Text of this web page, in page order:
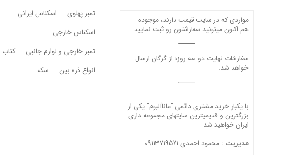
مواردی که در سایت قیمت دارند، موجوده
هم اکنون میتونید سفارشتون رو ثبت نمایید.
سفارشات نهایت دو سه روزه از گرگان ارسال
خواهد شد.
با یکبار خرید مشتری دائمی "ماناآلبوم" یکی از
بزرگترین و قدیمیترین سایتهای مجموعه داری
ایران خواهید شد
مدیریت : محمود احمدی 09113719571
تمبر پهلوی
اسکناس ایرانی
اسکناس خارجی
تمبر خارجی و لوازم جانبی
کتاب
انواع ذره بین
سکه